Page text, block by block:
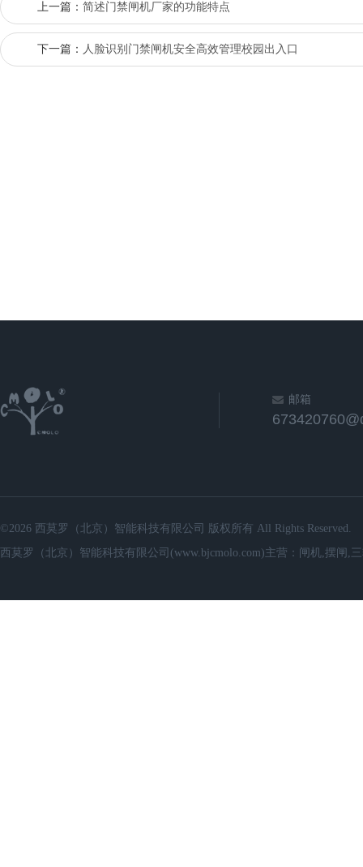
上一篇： 简述门禁闸机厂家的功能特点
下一篇： 人脸识别门禁闸机安全高效管理校园出入口
邮箱
©2026 西莫罗（北京）智能科技有限公司 版权所有 All Rights Reserved.
西莫罗（北京）智能科技有限公司(www.bjcmolo.com)主营：闸机,摆闸,